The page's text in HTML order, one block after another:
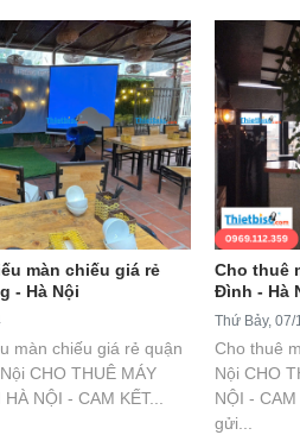
màn chiếu giá rẻ
- Hà Nội
màn chiếu giá rẻ quận
CHO THUÊ MÁY
NỘI - CAM KẾT...
Cho thuê
Đình - Hà
Thứ Bảy,
Cho thuê
Nội CHO
NỘI -
gửi...